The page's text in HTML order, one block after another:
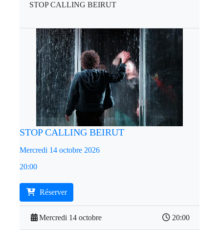
STOP CALLING BEIRUT
STOP CALLING BEIRUT
Mercredi 14 octobre 2026
20:00
Réserver
Mercredi 14 octobre 20:00